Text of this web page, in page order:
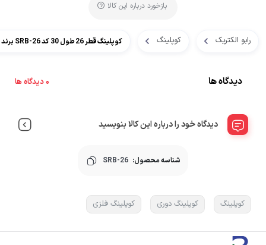
بازخورد درباره این کالا
رابو الکتریک کوپلینگ کوپلینگ قطر 26 طول 30 کد SRB-26 برند DURI
دیدگاه ها 0 دیدگاه ها
دیدگاه خود را درباره این کالا بنویسید
شناسه محصول: SRB-26
کوپلینگ کوپلینگ دوری کوپلینگ فلزی